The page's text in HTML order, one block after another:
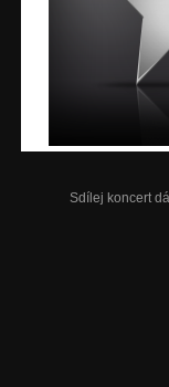
Sdílej koncert